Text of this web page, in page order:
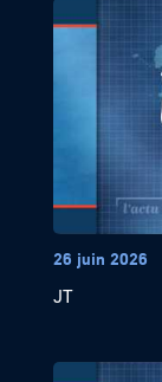
26 juin 2026
JT